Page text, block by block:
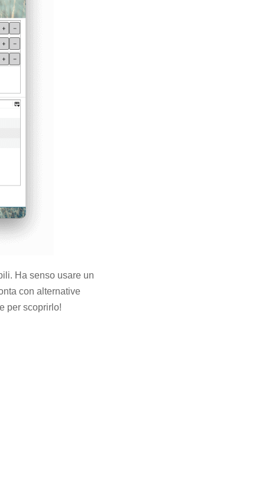
Ha senso usare un
con alternative
per scoprirlo!